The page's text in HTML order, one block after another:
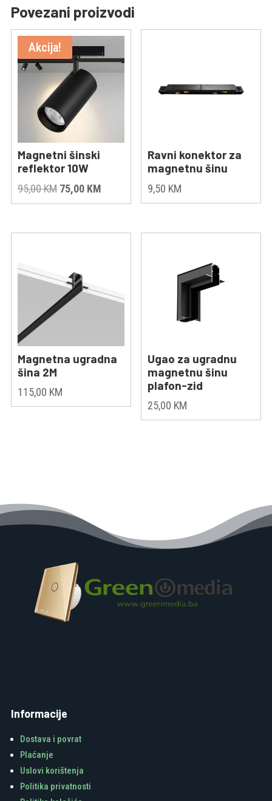
Povezani proizvodi
Akcija!
Magnetni šinski
reflektor 10W
95,00KM Original
price
95,00 KM.
75,00 KMCurrent
price
75,00 KM.
Ravni konektor za
magnetnu šinu
9,50 KM
Magnetna ugradna
šina 2M
115,00 KM
Ugao za ugradnu
magnetnu šinu
plafon-zid
25,00 KM
Informacije
Dostava i povrat
Plaćanje
Uslovi korištenja
Politika privatnosti